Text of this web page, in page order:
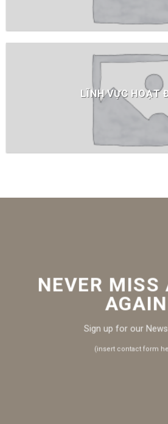
LĨNH VỰC HOẠT
NEVER MISS
AGAIN
Sign up for our
(insert contact form